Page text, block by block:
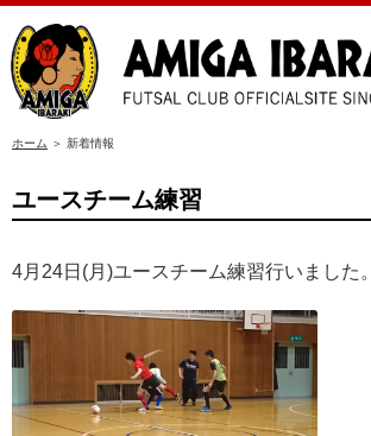
ホーム ＞ 新着情報
ユースチーム練習
4月24日(月)ユースチーム練習行いました。